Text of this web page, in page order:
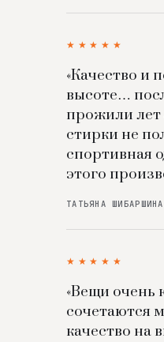
★★★★★
«Качество и
высоте…
прожили лет
стирки не
спортивная
этого
ТАТЬЯНА
★★★★★
«Вещи очень
сочетаются
качество на